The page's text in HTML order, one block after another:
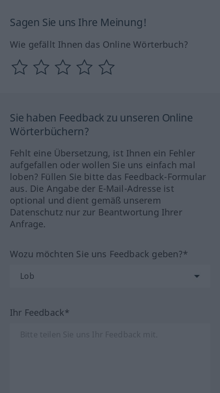
Sagen Sie uns Ihre Meinung!
Wie gefällt Ihnen das Online Wörterbuch?
Sie haben Feedback zu unseren Online
Wörterbüchern?
Fehlt eine Übersetzung, ist Ihnen ein Fehler
aufgefallen oder wollen Sie uns einfach mal
loben? Füllen Sie bitte das Feedback-Formular
aus. Die Angabe der E-Mail-Adresse ist
optional und dient gemäß unserem
Datenschutz nur zur Beantwortung Ihrer
Anfrage.
Wozu möchten Sie uns Feedback geben?*
Ihr Feedback*